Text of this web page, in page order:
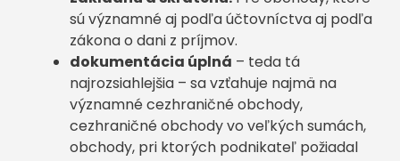
sú významné aj podľa účtovníctva aj podľa
zákona o dani z príjmov.
dokumentácia úplná – teda tá
najrozsiahlejšia – sa vzťahuje najmä na
významné cezhraničné obchody,
cezhraničné obchody vo veľkých sumách,
obchody, pri ktorých podnikateľ požiadal